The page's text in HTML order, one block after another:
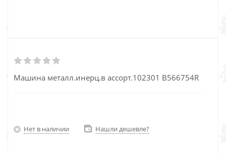
Машина металл.инерц.в ассорт.102301 B566754R
Нет в наличии Нашли дешевле?